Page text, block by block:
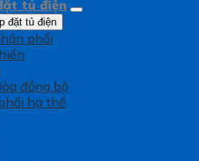
tủ điện
đặt tủ điện
phối
đồng bộ
hạ thế